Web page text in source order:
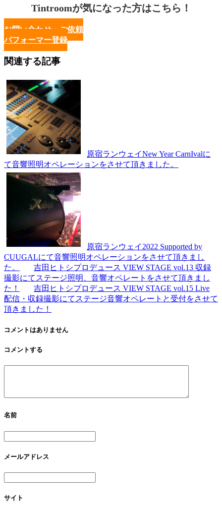
Tintroomが気になった方はこちら！
お問い合わせ・ご依頼
パフォーマー登録
関連する記事
原宿ランウェイNew Year CarnIvalに
て音響照明オペレーションをさせて頂きました。
原宿ランウェイ2022 Supported by
CUUGALにて音響照明オペレーションをさせて頂きまし
た。
吉田ヒトシプロデュース VIEW STAGE vol.13 収録
撮影にてステージ照明、音響オペレートをさせて頂きまし
た！
吉田ヒトシプロデュース VIEW STAGE vol.15 Live
配信・収録撮影にてステージ音響オペレートと受付をさせて
頂きました！
コメントはありません
コメントする
名前
メールアドレス
サイト